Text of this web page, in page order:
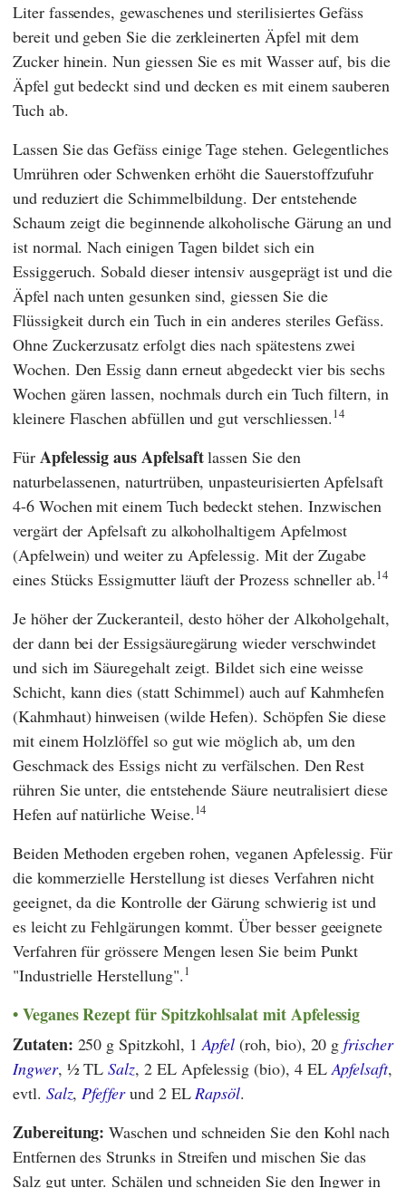
Liter fassendes, gewaschenes und sterilisiertes Gefäss
bereit und geben Sie die zerkleinerten Äpfel mit dem
Zucker hinein. Nun giessen Sie es mit Wasser auf, bis die
Äpfel gut bedeckt sind und decken es mit einem sauberen
Tuch ab.
Lassen Sie das Gefäss einige Tage stehen. Gelegentliches
Umrühren oder Schwenken erhöht die Sauerstoffzufuhr
und reduziert die Schimmelbildung. Der entstehende
Schaum zeigt die beginnende alkoholische Gärung an und
ist normal. Nach einigen Tagen bildet sich ein
Essiggeruch. Sobald dieser intensiv ausgeprägt ist und die
Äpfel nach unten gesunken sind, giessen Sie die
Flüssigkeit durch ein Tuch in ein anderes steriles Gefäss.
Ohne Zuckerzusatz erfolgt dies nach spätestens zwei
Wochen. Den Essig dann erneut abgedeckt vier bis sechs
Wochen gären lassen, nochmals durch ein Tuch filtern, in
kleinere Flaschen abfüllen und gut verschliessen.14
Für Apfelessig aus Apfelsaftlassen Sie den
naturbelassenen, naturtrüben, unpasteurisierten Apfelsaft
4-6 Wochen mit einem Tuch bedeckt stehen. Inzwischen
vergärt der Apfelsaft zu alkoholhaltigem Apfelmost
(Apfelwein) und weiter zu Apfelessig. Mit der Zugabe
eines Stücks Essigmutter läuft der Prozess schneller ab.14
Je höher der Zuckeranteil, desto höher der Alkoholgehalt,
der dann bei der Essigsäuregärung wieder verschwindet
und sich im Säuregehalt zeigt. Bildet sich eine weisse
Schicht, kann dies (statt Schimmel) auch auf Kahmhefen
(Kahmhaut) hinweisen (wilde Hefen). Schöpfen Sie diese
mit einem Holzlöffel so gut wie möglich ab, um den
Geschmack des Essigs nicht zu verfälschen. Den Rest
rühren Sie unter, die entstehende Säure neutralisiert diese
Hefen auf natürliche Weise.14
Beiden Methoden ergeben rohen, veganen Apfelessig. Für
die kommerzielle Herstellung ist dieses Verfahren nicht
geeignet, da die Kontrolle der Gärung schwierig ist und
es leicht zu Fehlgärungen kommt. Über besser geeignete
Verfahren für grössere Mengen lesen Sie beim Punkt
"Industrielle Herstellung".1
Veganes Rezept für Spitzkohlsalat mit Apfelessig
Zutaten: 250 g Spitzkohl, 1 Apfel (roh, bio), 20 gfrischer
Ingwer, ½ TLSalz, 2 EL Apfelessig (bio), 4 EL Apfelsaft,
evtl. Salz, Pfefferund 2 EL Rapsöl.
Zubereitung:Waschen und schneiden Sie den Kohl nach
Entfernen des Strunks in Streifen und mischen Sie das
Salz gut unter. Schälen und schneiden Sie den Ingwer in